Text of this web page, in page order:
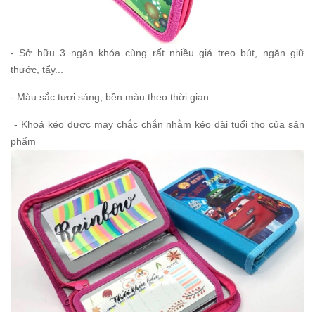
- Sở hữu 3 ngăn khóa cùng rất nhiều giá treo bút, ngăn giữ
thước, tẩy...
- Màu sắc tươi sáng, bền màu theo thời gian
- Khoá kéo được may chắc chắn nhằm kéo dài tuổi thọ của sản
phẩm